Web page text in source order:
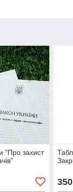
"Про захист
350